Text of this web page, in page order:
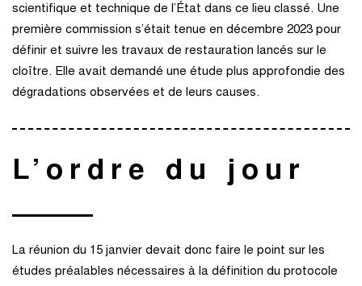
scientifique et technique de l’État dans ce lieu classé. Une
première commission s’était tenue en décembre 2023 pour
définir et suivre les travaux de restauration lancés sur le
cloître. Elle avait demandé une étude plus approfondie des
dégradations observées et de leurs causes.
L’ordre du jour
La réunion du 15 janvier devait donc faire le point sur les
études préalables nécessaires à la définition du protocole